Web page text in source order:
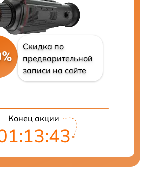
Скидка по
предварительной
записи на сайте
Конец акции